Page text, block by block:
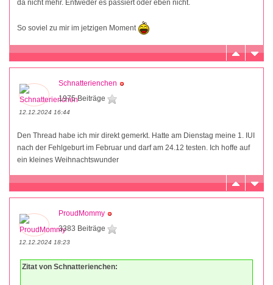
da nicht mehr. Entweder es passiert oder eben nicht.
So soviel zu mir im jetzigen Moment
Schnatterienchen
1975 Beiträge
12.12.2024 16:44
Den Thread habe ich mir direkt gemerkt. Hatte am Dienstag meine 1. IUI
nach der Fehlgeburt im Februar und darf am 24.12 testen. Ich hoffe auf
ein kleines Weihnachtswunder
ProudMommy
3383 Beiträge
12.12.2024 18:23
Zitat von Schnatterienchen: